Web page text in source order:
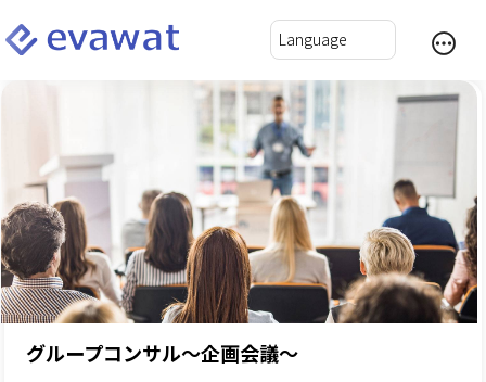
グループコンサル〜企画会議〜